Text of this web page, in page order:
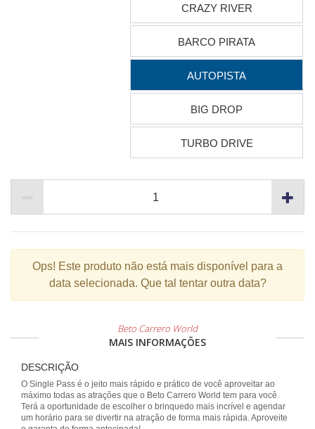
CRAZY RIVER
BARCO PIRATA
AUTOPISTA
BIG DROP
TURBO DRIVE
Ops! Este produto não está mais disponível para a
data selecionada. Que tal tentar outra data?
Beto Carrero World
MAIS INFORMAÇÕES
DESCRIÇÃO
O Single Pass é o jeito mais rápido e prático de você aproveitar ao
máximo todas as atrações que o Beto Carrero World tem para você.
Terá a oportunidade de escolher o brinquedo mais incrível e agendar
um horário para se divertir na atração de forma mais rápida. Aproveite